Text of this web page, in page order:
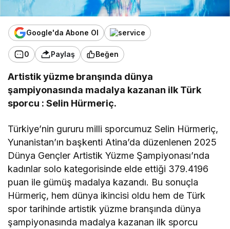
Google'da Abone Ol
0 Paylaş Beğen
Artistik yüzme branşında dünya
şampiyonasında madalya kazanan ilk Türk
sporcu : Selin Hürmeriç.
Türkiye’nin gururu milli sporcumuz Selin Hürmeriç,
Yunanistan’ın başkenti Atina’da düzenlenen 2025
Dünya Gençler Artistik Yüzme Şampiyonası’nda
kadınlar solo kategorisinde elde ettiği 379.4196
puan ile gümüş madalya kazandı. Bu sonuçla
Hürmeriç, hem dünya ikincisi oldu hem de Türk
spor tarihinde artistik yüzme branşında dünya
şampiyonasında madalya kazanan ilk sporcu